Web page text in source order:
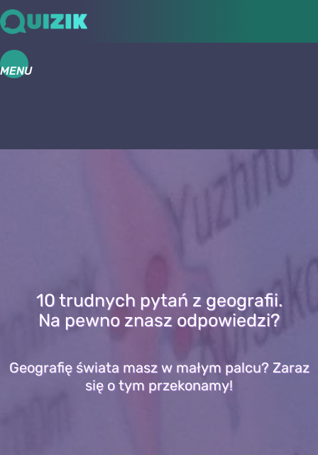
MENU
10 trudnych pytań z geografii.
Na pewno znasz odpowiedzi?
Geografię świata masz w małym palcu? Zaraz
się o tym przekonamy!